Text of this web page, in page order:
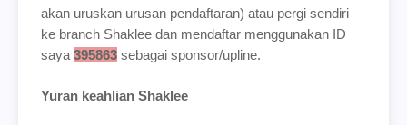
akan uruskan urusan pendaftaran) atau pergi sendiri
ke branch Shaklee dan mendaftar menggunakan ID
saya 395863 sebagai sponsor/upline.
Yuran keahlian Shaklee